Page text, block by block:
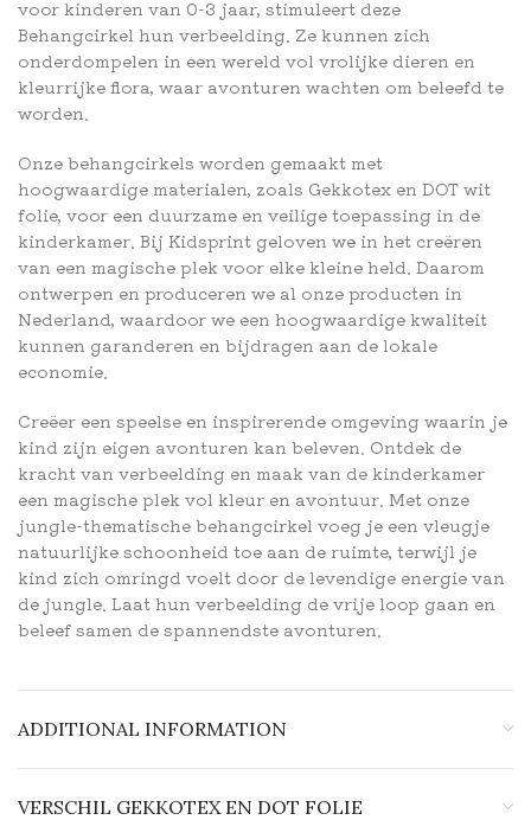
voor kinderen van 0-3 jaar, stimuleert deze
Behangcirkel hun verbeelding. Ze kunnen zich
onderdompelen in een wereld vol vrolijke dieren en
kleurrijke flora, waar avonturen wachten om beleefd te
worden.
Onze behangcirkels worden gemaakt met
hoogwaardige materialen, zoals Gekkotex en DOT wit
folie, voor een duurzame en veilige toepassing in de
kinderkamer. Bij Kidsprint geloven we in het creëren
van een magische plek voor elke kleine held. Daarom
ontwerpen en produceren we al onze producten in
Nederland, waardoor we een hoogwaardige kwaliteit
kunnen garanderen en bijdragen aan de lokale
economie.
Creëer een speelse en inspirerende omgeving waarin je
kind zijn eigen avonturen kan beleven. Ontdek de
kracht van verbeelding en maak van de kinderkamer
een magische plek vol kleur en avontuur. Met onze
jungle-thematische behangcirkel voeg je een vleugje
natuurlijke schoonheid toe aan de ruimte, terwijl je
kind zich omringd voelt door de levendige energie van
de jungle. Laat hun verbeelding de vrije loop gaan en
beleef samen de spannendste avonturen.
ADDITIONAL INFORMATION
VERSCHIL GEKKOTEX EN DOT FOLIE